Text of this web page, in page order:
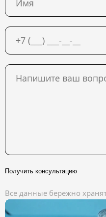
Получить консультацию
Все данные бережно